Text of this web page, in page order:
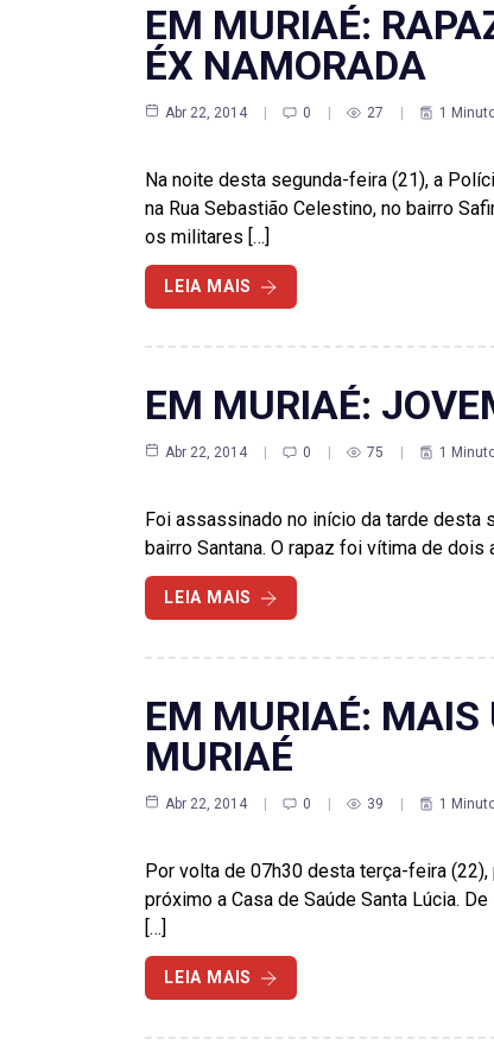
EM MURIAÉ:
ÉX NAMORADA
Abr 22, 2014 0 27 1
Na noite desta segunda-feira (21), a
na Rua Sebastião Celestino, no bairro
os militares […]
LEIA MAIS
EM MURIAÉ:
Abr 22, 2014 0 75 1
Foi assassinado no início da tarde desta
bairro Santana. O rapaz foi vítima de
LEIA MAIS
EM MURIAÉ: MAIS
MURIAÉ
Abr 22, 2014 0 39 1
Por volta de 07h30 desta terça-feira
próximo a Casa de Saúde Santa Lúcia.
[…]
LEIA MAIS